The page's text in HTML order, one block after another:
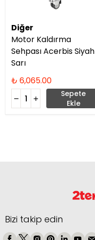
Diğer
Motor Kaldırma
Sehpası Acerbis Siyah
Sarı
₺ 6,065.00
Sepete
Ekle
Bizi takip edin